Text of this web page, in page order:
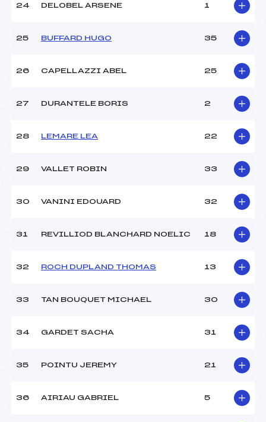
24 DELOBEL ARSENE 1
25 BUFFARD HUGO 35
26 CAPELLAZZI ABEL 25
27 DURANTELE BORIS 2
28 LEMARE LEA 22
29 VALLET ROBIN 33
30 VANINI EDOUARD 32
31 REVILLIOD BLANCHARD NOELIC 18
32 ROCH DUPLAND THOMAS 13
33 TAN BOUQUET MICHAEL 30
34 GARDET SACHA 31
35 POINTU JEREMY 21
36 AIRIAU GABRIEL 5